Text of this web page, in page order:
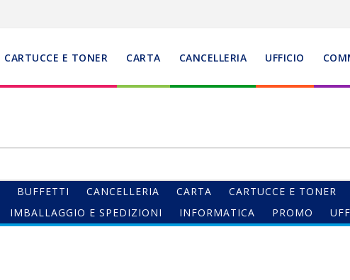
CARTUCCE E TONER CARTA CANCELLERIA UFFICIO
BUFFETTI CANCELLERIA CARTA
CARTUCCE E TONER
IMBALLAGGIO E SPEDIZIONI
INFORMATICA PROMO